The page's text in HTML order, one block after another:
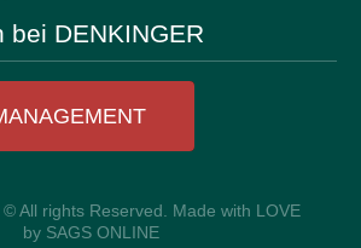
bei DENKINGER
All rights Reserved. Made with LOVE
by SAGS ONLINE